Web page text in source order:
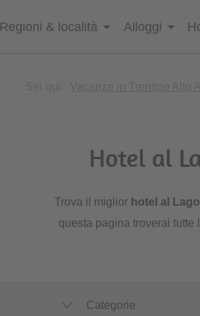
Regioni & località Alloggi
Hotel al
Trova il miglior hotel al
questa pagina troverai
Categorie